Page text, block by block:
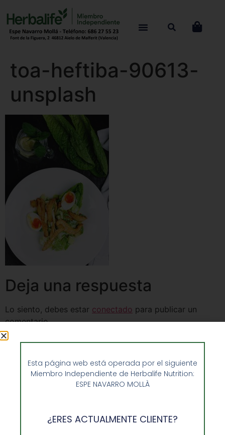
toa-heftiba-90613-
unsplash
Deja una respuesta
Lo siento, debes estar conectado para publicar un
comentario.
Esta página web está operada por el siguiente
Miembro Independiente de Herbalife Nutrition:
ESPE NAVARRO MOLLÀ
¿ERES ACTUALMENTE CLIENTE?